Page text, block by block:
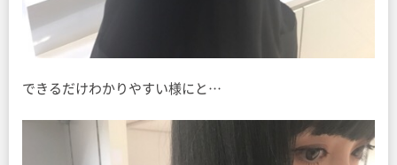
できるだけわかりやすい様にと…